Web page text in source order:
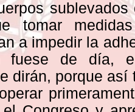
tomar
a impedir la
fuese de día,
dirán, porque